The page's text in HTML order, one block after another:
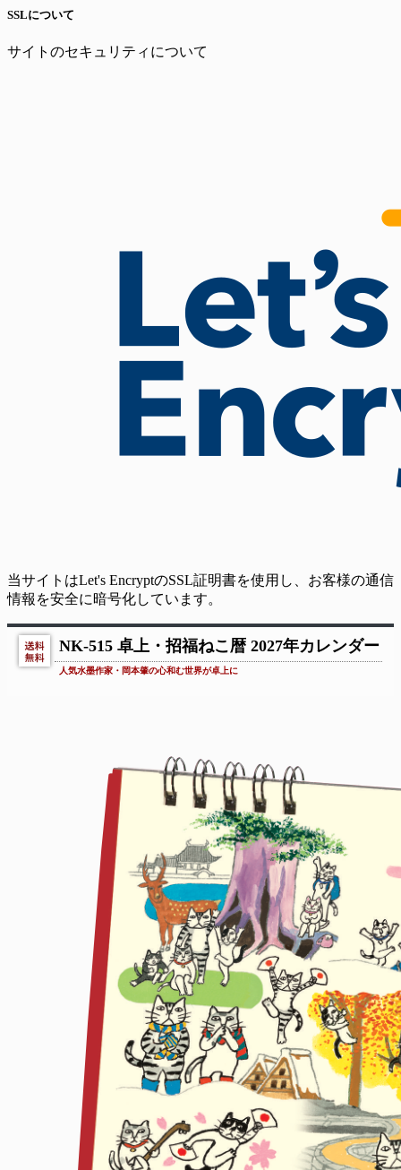
SSLについて
サイトのセキュリティについて
当サイトはLet's EncryptのSSL証明書を使用し、お客様の通信
情報を安全に暗号化しています。
NK-515 卓上・招福ねこ暦 2027年カレンダー
人気水墨作家・岡本肇の心和む世界が卓上に